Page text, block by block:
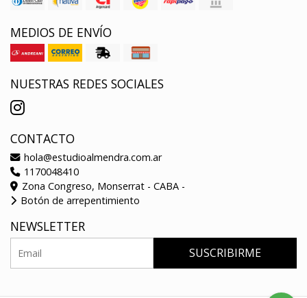
MEDIOS DE ENVÍO
NUESTRAS REDES SOCIALES
CONTACTO
hola@estudioalmendra.com.ar
1170048410
Zona Congreso, Monserrat - CABA -
Botón de arrepentimiento
NEWSLETTER
SUSCRIBIRME